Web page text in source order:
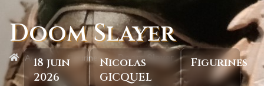
Accueil » Figurines » Doom Slayer
Doom Slayer
18 juin
2026
Nicolas
GICQUEL
Figurines